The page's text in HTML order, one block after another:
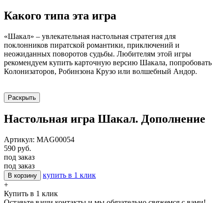
Какого типа эта игра
«Шакал» – увлекательная настольная стратегия для
поклонников пиратской романтики, приключений и
неожиданных поворотов судьбы. Любителям этой игры
рекомендуем купить карточную версию Шакала, попробовать
Колонизаторов, Робинзона Крузо или волшебный Андор.
Раскрыть
Настольная игра Шакал. Дополнение
Артикул: MAG00054
590 руб.
под заказ
под заказ
В корзину
купить в 1 клик
+
Купить в 1 клик